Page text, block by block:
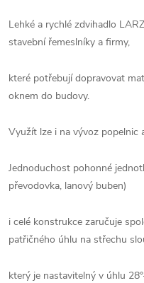
Lehké a rychlé zdvihadlo
stavební řemeslníky a firmy,
které potřebují dopravovat
oknem do budovy.
Využít lze i na vývoz popelnic
Jednoduchost pohonné
převodovka, lanový buben)
i celé konstrukce zaručuje
patřičného úhlu na střechu
který je nastavitelný v úhlu